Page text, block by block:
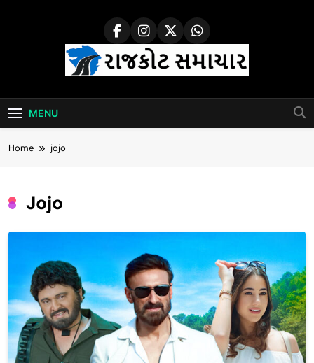
Rajkot Samachar
MENU
Home jojo
Jojo